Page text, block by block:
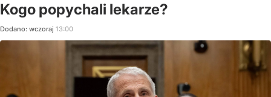
Kogo popychali lekarze?
Dodano: wczoraj 13:00